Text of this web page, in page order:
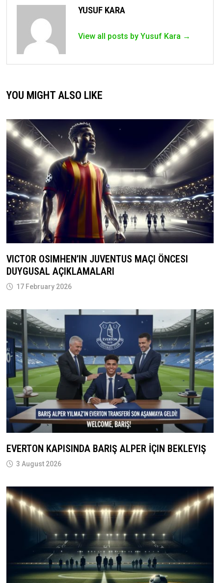
YUSUF KARA
View all posts by Yusuf Kara →
YOU MIGHT ALSO LIKE
VICTOR OSIMHEN’IN JUVENTUS MAÇI ÖNCESI
DUYGUSAL AÇIKLAMALARI
17 February 2026
EVERTON KAPISINDA BARIŞ ALPER İÇIN BEKLEYIŞ
3 August 2026